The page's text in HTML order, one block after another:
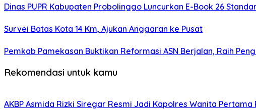
Dinas PUPR Kabupaten Probolinggo Luncurkan E-Book 26
Survei Batas Kota 14 Km, Ajukan Anggaran ke Pusat
Pemkab Pamekasan Buktikan Reformasi ASN Berjalan, Raih
Rekomendasi untuk kamu
AKBP Asmida Rizki Siregar Resmi Jadi Kapolres Wanita